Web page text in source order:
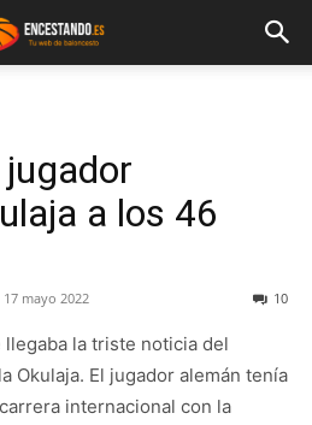
jugador
a los 46
17 mayo 2022 10
la triste noticia del
Okulaja. El jugador alemán tenía
internacional con la